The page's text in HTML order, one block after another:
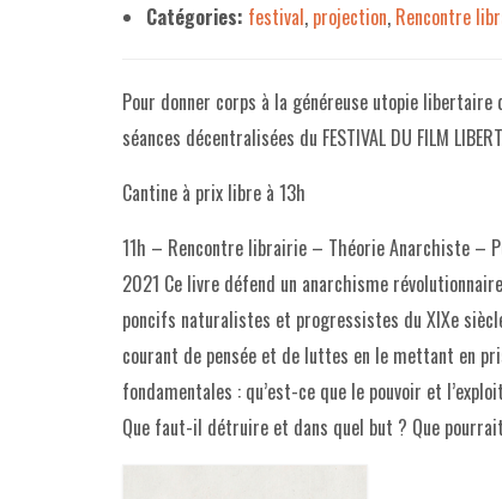
Catégories: festival, projection, Rencontre
Pour donner corps à la généreuse utopie libertaire
séances décentralisées du FESTIVAL DU FILM
Cantine à prix libre à 13h
11h – Rencontre librairie – Théorie Anarchiste –
2021 Ce livre défend un anarchisme
poncifs naturalistes et progressistes du XIXe
courant de pensée et de luttes en le mettant en
fondamentales : qu’est-ce que le pouvoir et
Que faut-il détruire et dans quel but ? Que